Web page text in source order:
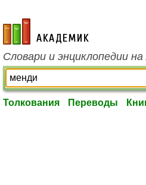
academic.ru
Словари и энциклопедии
Толкования Переводы